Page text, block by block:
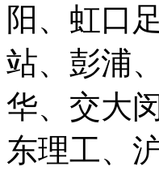
阳、虹口
站、彭浦
华、交大
东理工、